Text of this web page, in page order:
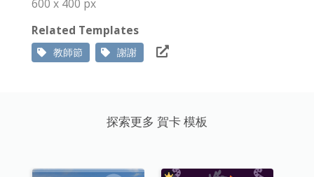
600 x 400 px
Related Templates
教師節 謝謝
探索更多 賀卡 模板